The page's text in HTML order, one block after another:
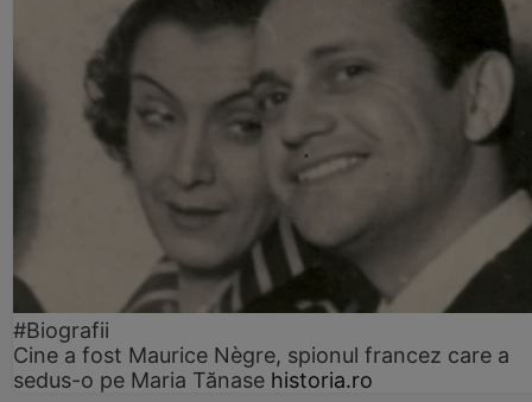
#Biografii
Cine a fost Maurice Nègre, spionul francez care a
sedus-o pe Maria Tănase historia.ro